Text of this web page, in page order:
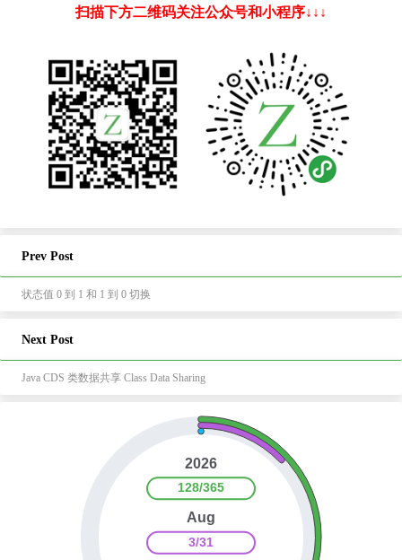
扫描下方二维码关注公众号和小程序↓↓↓
Prev Post
状态值 0 到 1 和 1 到 0 切换
Next Post
Java CDS 类数据共享 Class Data Sharing